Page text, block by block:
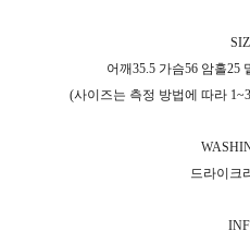
어깨35.5 가슴56 암홀25
(사이즈는 측정 방법에 따라
드라이크